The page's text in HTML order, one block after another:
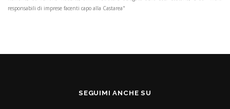
responsabili di imprese facenti capo alla Castarea"
SEGUIMI ANCHE SU